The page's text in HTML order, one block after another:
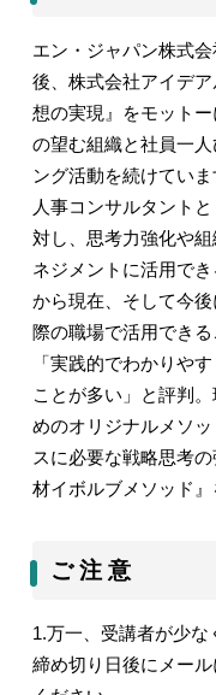
エン・ジャパン株式
後、株式会社アイデ
想の実現』をモット
の望む組織と社員一
ング活動を続けていま
人事コンサルタントと
対し、思考力強化や
ネジメントに活用で
から現在、そして今
際の職場で活用できる
「実践的でわかりや
ことが多い」と評判
めのオリジナルメソ
スに必要な戦略思考
材イボルブメソッド』
ご 注 意
1.万一、受講者が少な
締め切り日後にメー